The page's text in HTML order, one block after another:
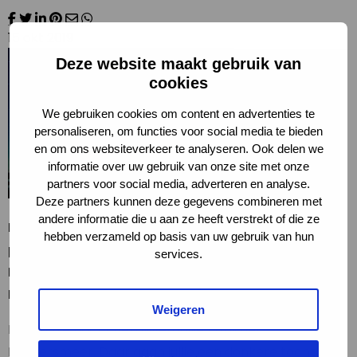
Deze website maakt gebruik van
cookies
We gebruiken cookies om content en advertenties te
personaliseren, om functies voor social media te bieden
en om ons websiteverkeer te analyseren. Ook delen we
informatie over uw gebruik van onze site met onze
partners voor social media, adverteren en analyse.
Deze partners kunnen deze gegevens combineren met
andere informatie die u aan ze heeft verstrekt of die ze
hebben verzameld op basis van uw gebruik van hun
services.
Weigeren
15 okt 2019
Jij maakt
een vriend of
vriendin kans
op een
driedaagse
reis naar
Friesland. Daar ga je de enige twee Darksky-
parken van Nederland bezoeken, het
Lauwersmeer en De Boschplaat op Terschelling. ’s
Nachts wordt het daar nog écht donker!
De eerste nacht verblijven jullie nabij het
Lauwersmeer. Daar gaan jullie een donkere tocht